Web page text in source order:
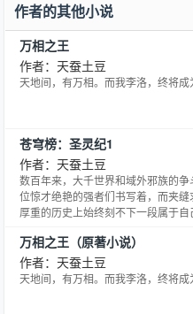
作者的其他小说
万相之王
作者：天蚕土豆
天地间，有万相。而我李洛，终将成
苍穹榜：圣灵纪1
作者：天蚕土豆
数百年来，大千世界和域外邪族的
位惊才绝艳的强者们书写着，而夹
厚重的历史上始终刻不下一段属于自
无比光彩的时代就快要来临了。 几
他们同仇敌忾，披荆斩棘 大主宰牧
强者正式对邪族宣战！ 炎帝萧炎率
万相之王（原著小说）
作者：天蚕土豆
天地间，有万相。而我李洛，终将成